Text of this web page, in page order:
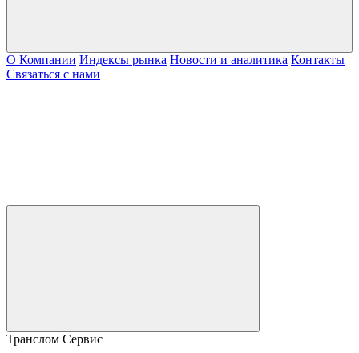
О Компании Индексы рынка Новости и аналитика Контакты
Связаться с нами
Транслом Сервис